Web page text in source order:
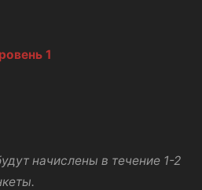
1
начислены в течение 1-2